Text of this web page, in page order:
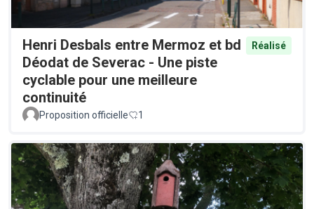
Henri Desbals entre Mermoz et bd
Déodat de Severac - Une piste
cyclable pour une meilleure
continuité
Réalisé
Proposition officielle 1